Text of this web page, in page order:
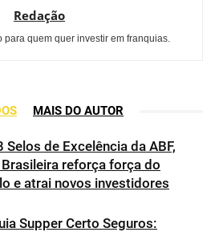
Redação
para quem quer investir em franquias.
MAIS DO AUTOR
Selos de Excelência da ABF,
reforça força do
e atrai novos investidores
Supper Certo Seguros: